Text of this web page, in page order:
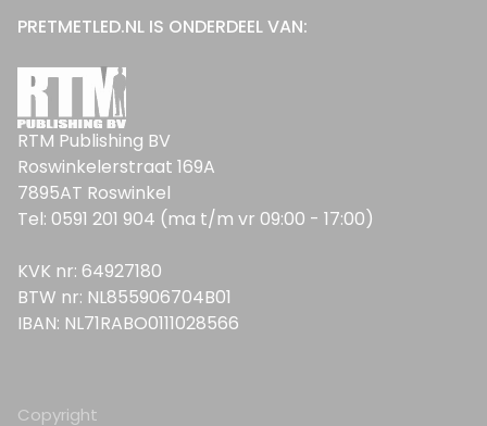
PRETMETLED.NL IS ONDERDEEL VAN:
RTM Publishing BV
Roswinkelerstraat 169A
7895AT Roswinkel
Tel: 0591 201 904 (ma t/m vr 09:00 - 17:00)
KVK nr: 64927180
BTW nr: NL855906704B01
IBAN: NL71RABO0111028566
Copyright